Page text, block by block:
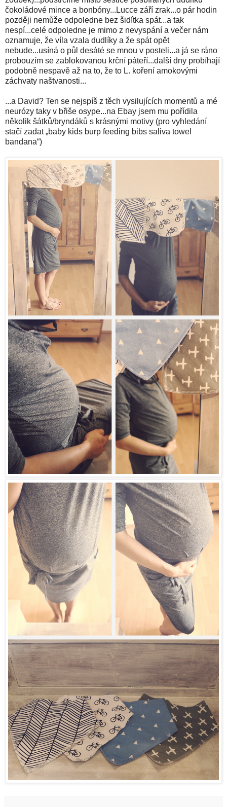
čokoládové mince a bonbóny...Lucce září zrak...o pár hodin
později nemůže odpoledne bez šidítka spát...a tak
nespí...celé odpoledne je mimo z nevyspání a večer nám
oznamuje, že víla vzala dudlíky a že spát opět
nebude...usíná o půl desáté se mnou v posteli...a já se ráno
probouzím se zablokovanou krční páteří...další dny probíhají
podobně nespavě až na to, že to L. koření amokovými
záchvaty naštvanosti...
...a David? Ten se nejspíš z těch vysilujících momentů a mé
neurózy taky v břiše osype...na Ebay jsem mu pořídila
několik šátků/bryndáků s krásnými motivy (pro vyhledání
stačí zadat „baby kids burp feeding bibs saliva towel
bandana“)